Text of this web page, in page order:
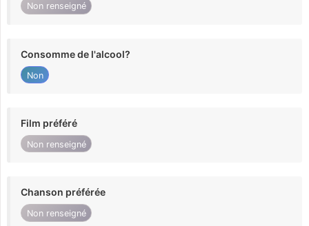
Non renseigné
Consomme de l'alcool?
Non
Film préféré
Non renseigné
Chanson préférée
Non renseigné